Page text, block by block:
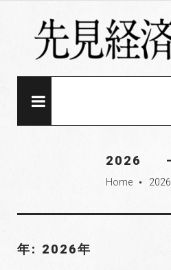
2026
Home fiber_manual_record 2026
年: 2026年